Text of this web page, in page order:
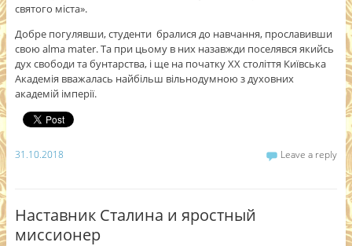
святого міста».
Добре погулявши, студенти бралися до навчання, прославивши
свою alma mater. Та при цьому в них назавжди поселявся якийсь
дух свободи та бунтарства, і ще на початку ХХ століття Київська
Академія вважалась найбільш вільнодумною з духовних
академій імперії.
31.10.2018 Leave a reply
Наставник Сталина и яростный
миссионер